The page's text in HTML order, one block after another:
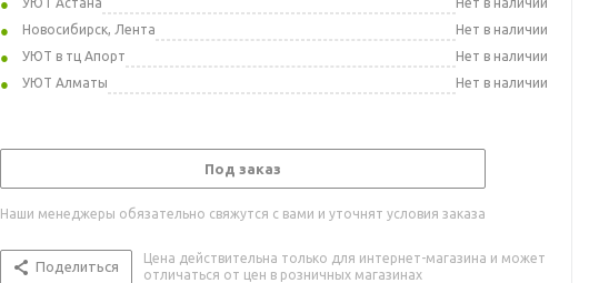
Новосибирск, Лента
Нет в наличии
УЮТ в тц Апорт
Нет в наличии
УЮТ Алматы
Нет в наличии
Под заказ
Наши менеджеры обязательно свяжутся с вами и уточнят условия заказа
Поделиться
Цена действительна только для интернет-магазина и может
отличаться от цен в розничных магазинах